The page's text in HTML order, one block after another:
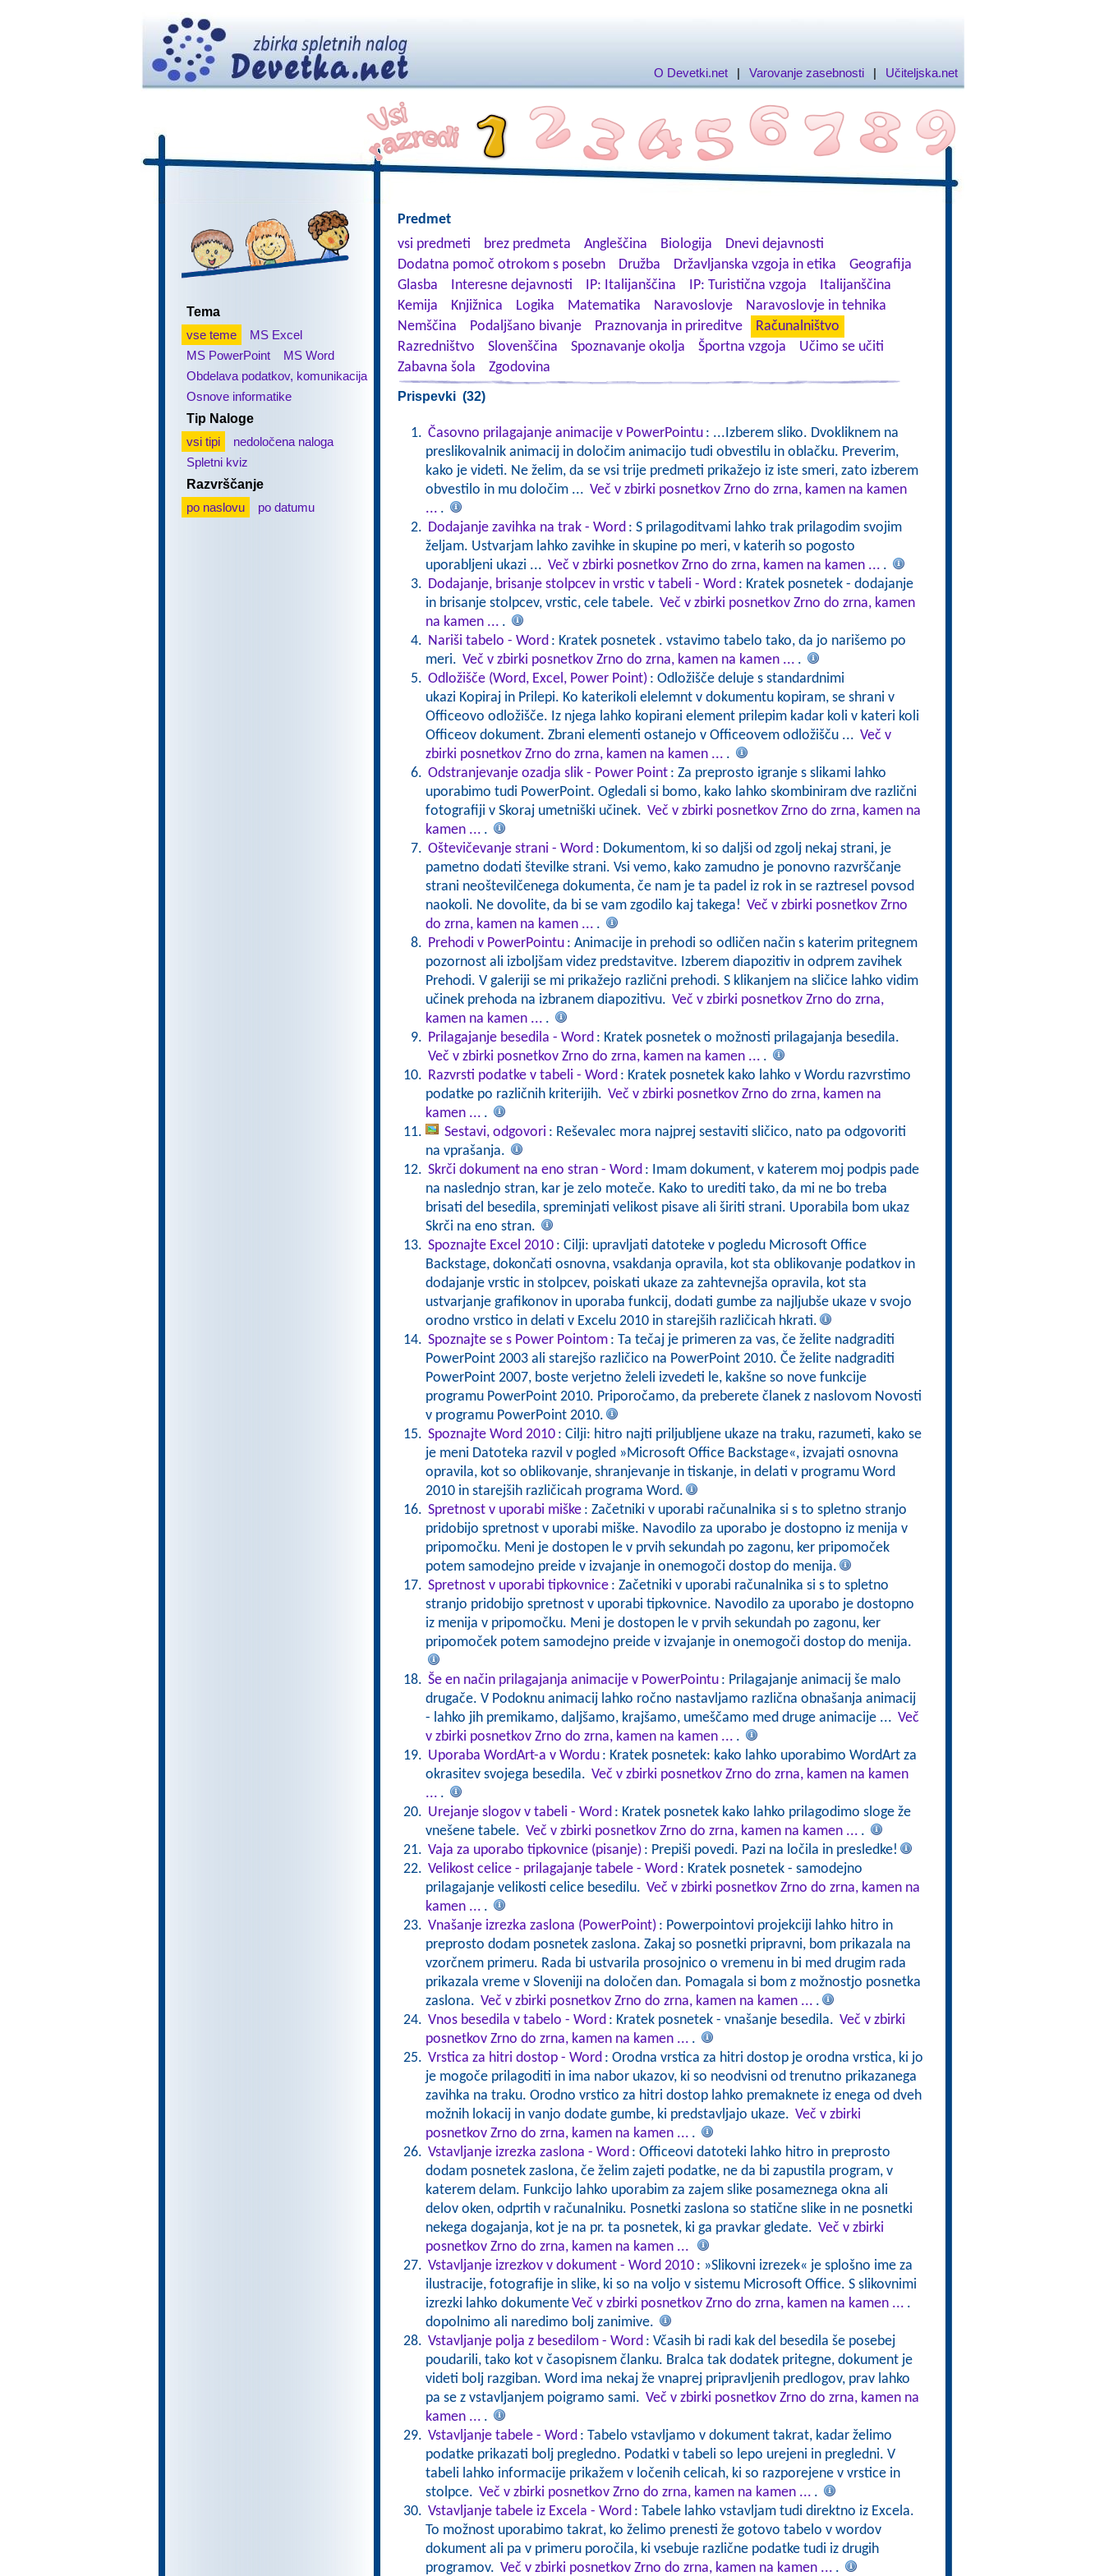
O Devetki.net | Varovanje zasebnosti | Učiteljska.net
Tema
vse teme
MS Excel
MS PowerPoint
MS Word
Obdelava podatkov, komunikacija
Osnove informatike
Tip Naloge
vsi tipi
nedoločena naloga
Spletni kviz
Razvrščanje
po naslovu
po datumu
Predmet
vsi predmeti
brez predmeta Angleščina Biologija
Dnevi dejavnosti
Dodatna pomoč otrokom s posebn
Družba Državljanska vzgoja in etika
Geografija
Glasba
Interesne dejavnosti IP: Italijanščina IP: Turistična vzgoja
Italijanščina
Kemija
Knjižnica Logika Matematika Naravoslovje
Naravoslovje in tehnika
Nemščina
Podaljšano bivanje Praznovanja in prireditve
Računalništvo
Razredništvo
Slovenščina Spoznavanje okolja Športna vzgoja
Učimo se učiti
Zabavna šola
Zgodovina
Prispevki (32)
Časovno prilagajanje animacije v PowerPointu : ...Izberem sliko. Dvokliknem na
preslikovalnik animacij in določim animacijo tudi obvestilu in oblačku. Preverim,
kako je videti. Ne želim, da se vsi trije predmeti prikažejo iz iste smeri, zato izberem
obvestilo in mu določim ... Več v zbirki posnetkov Zrno do zrna, kamen na kamen
... .
Dodajanje zavihka na trak - Word : S prilagoditvami lahko trak prilagodim svojim
željam. Ustvarjam lahko zavihke in skupine po meri, v katerih so pogosto
uporabljeni ukazi ... Več v zbirki posnetkov Zrno do zrna, kamen na kamen ... .
Dodajanje, brisanje stolpcev in vrstic v tabeli - Word : Kratek posnetek - dodajanje
in brisanje stolpcev, vrstic, cele tabele. Več v zbirki posnetkov Zrno do zrna, kamen
na kamen ... .
Nariši tabelo - Word : Kratek posnetek . vstavimo tabelo tako, da jo narišemo po
meri. Več v zbirki posnetkov Zrno do zrna, kamen na kamen ... .
Odložišče (Word, Excel, Power Point) : Odložišče deluje s standardnimi
ukazi Kopiraj in Prilepi. Ko katerikoli elelemnt v dokumentu kopiram, se shrani v
Officeovo odložišče. Iz njega lahko kopirani element prilepim kadar koli v kateri koli
Officeov dokument. Zbrani elementi ostanejo v Officeovem odložišču ... Več v
zbirki posnetkov Zrno do zrna, kamen na kamen ... .
Odstranjevanje ozadja slik - Power Point : Za preprosto igranje s slikami lahko
uporabimo tudi PowerPoint. Ogledali si bomo, kako lahko skombiniram dve različni
fotografiji v Skoraj umetniški učinek. Več v zbirki posnetkov Zrno do zrna, kamen na
kamen ... .
Oštevičevanje strani - Word : Dokumentom, ki so daljši od zgolj nekaj strani, je
pametno dodati številke strani. Vsi vemo, kako zamudno je ponovno razvrščanje
strani neoštevilčenega dokumenta, če nam je ta padel iz rok in se raztresel povsod
naokoli. Ne dovolite, da bi se vam zgodilo kaj takega! Več v zbirki posnetkov Zrno
do zrna, kamen na kamen ... .
Prehodi v PowerPointu : Animacije in prehodi so odličen način s katerim pritegnem
pozornost ali izboljšam videz predstavitve. Izberem diapozitiv in odprem zavihek
Prehodi. V galeriji se mi prikažejo različni prehodi. S klikanjem na sličice lahko vidim
učinek prehoda na izbranem diapozitivu. Več v zbirki posnetkov Zrno do zrna,
kamen na kamen ... .
Prilagajanje besedila - Word : Kratek posnetek o možnosti prilagajanja besedila.
Več v zbirki posnetkov Zrno do zrna, kamen na kamen ... .
Razvrsti podatke v tabeli - Word : Kratek posnetek kako lahko v Wordu razvrstimo
podatke po različnih kriterijih. Več v zbirki posnetkov Zrno do zrna, kamen na
kamen ... .
Sestavi, odgovori : Reševalec mora najprej sestaviti sličico, nato pa odgovoriti
na vprašanja.
Skrči dokument na eno stran - Word : Imam dokument, v katerem moj podpis pade
na naslednjo stran, kar je zelo moteče. Kako to urediti tako, da mi ne bo treba
brisati del besedila, spreminjati velikost pisave ali širiti strani. Uporabila bom ukaz
Skrči na eno stran.
Spoznajte Excel 2010 : Cilji: upravljati datoteke v pogledu Microsoft Office
Backstage, dokončati osnovna, vsakdanja opravila, kot sta oblikovanje podatkov in
dodajanje vrstic in stolpcev, poiskati ukaze za zahtevnejša opravila, kot sta
ustvarjanje grafikonov in uporaba funkcij, dodati gumbe za najljubše ukaze v svojo
orodno vrstico in delati v Excelu 2010 in starejših različicah hkrati.
Spoznajte se s Power Pointom : Ta tečaj je primeren za vas, če želite nadgraditi
PowerPoint 2003 ali starejšo različico na PowerPoint 2010. Če želite nadgraditi
PowerPoint 2007, boste verjetno želeli izvedeti le, kakšne so nove funkcije
programu PowerPoint 2010. Priporočamo, da preberete članek z naslovom Novosti
v programu PowerPoint 2010.
Spoznajte Word 2010 : Cilji: hitro najti priljubljene ukaze na traku, razumeti, kako se
je meni Datoteka razvil v pogled »Microsoft Office Backstage«, izvajati osnovna
opravila, kot so oblikovanje, shranjevanje in tiskanje, in delati v programu Word
2010 in starejših različicah programa Word.
Spretnost v uporabi miške : Začetniki v uporabi računalnika si s to spletno stranjo
pridobijo spretnost v uporabi miške. Navodilo za uporabo je dostopno iz menija v
pripomočku. Meni je dostopen le v prvih sekundah po zagonu, ker pripomoček
potem samodejno preide v izvajanje in onemogoči dostop do menija.
Spretnost v uporabi tipkovnice : Začetniki v uporabi računalnika si s to spletno
stranjo pridobijo spretnost v uporabi tipkovnice. Navodilo za uporabo je dostopno
iz menija v pripomočku. Meni je dostopen le v prvih sekundah po zagonu, ker
pripomoček potem samodejno preide v izvajanje in onemogoči dostop do menija.
Še en način prilagajanja animacije v PowerPointu : Prilagajanje animacij še malo
drugače. V Podoknu animacij lahko ročno nastavljamo različna obnašanja animacij
- lahko jih premikamo, daljšamo, krajšamo, umeščamo med druge animacije ... Več
v zbirki posnetkov Zrno do zrna, kamen na kamen ... .
Uporaba WordArt-a v Wordu : Kratek posnetek: kako lahko uporabimo WordArt za
okrasitev svojega besedila. Več v zbirki posnetkov Zrno do zrna, kamen na kamen
... .
Urejanje slogov v tabeli - Word : Kratek posnetek kako lahko prilagodimo sloge že
vnešene tabele. Več v zbirki posnetkov Zrno do zrna, kamen na kamen ... .
Vaja za uporabo tipkovnice (pisanje) : Prepiši povedi. Pazi na ločila in presledke!
Velikost celice - prilagajanje tabele - Word : Kratek posnetek - samodejno
prilagajanje velikosti celice besedilu. Več v zbirki posnetkov Zrno do zrna, kamen na
kamen ... .
Vnašanje izrezka zaslona (PowerPoint) : Powerpointovi projekciji lahko hitro in
preprosto dodam posnetek zaslona. Zakaj so posnetki pripravni, bom prikazala na
vzorčnem primeru. Rada bi ustvarila prosojnico o vremenu in bi med drugim rada
prikazala vreme v Sloveniji na določen dan. Pomagala si bom z možnostjo posnetka
zaslona. Več v zbirki posnetkov Zrno do zrna, kamen na kamen ... .
Vnos besedila v tabelo - Word : Kratek posnetek - vnašanje besedila. Več v zbirki
posnetkov Zrno do zrna, kamen na kamen ... .
Vrstica za hitri dostop - Word : Orodna vrstica za hitri dostop je orodna vrstica, ki jo
je mogoče prilagoditi in ima nabor ukazov, ki so neodvisni od trenutno prikazanega
zavihka na traku. Orodno vrstico za hitri dostop lahko premaknete iz enega od dveh
možnih lokacij in vanjo dodate gumbe, ki predstavljajo ukaze. Več v zbirki
posnetkov Zrno do zrna, kamen na kamen ... .
Vstavljanje izrezka zaslona - Word : Officeovi datoteki lahko hitro in preprosto
dodam posnetek zaslona, če želim zajeti podatke, ne da bi zapustila program, v
katerem delam. Funkcijo lahko uporabim za zajem slike posameznega okna ali
delov oken, odprtih v računalniku. Posnetki zaslona so statične slike in ne posnetki
nekega dogajanja, kot je na pr. ta posnetek, ki ga pravkar gledate. Več v zbirki
posnetkov Zrno do zrna, kamen na kamen ...
Vstavljanje izrezkov v dokument - Word 2010 : »Slikovni izrezek« je splošno ime za
ilustracije, fotografije in slike, ki so na voljo v sistemu Microsoft Office. S slikovnimi
izrezki lahko dokumenteVeč v zbirki posnetkov Zrno do zrna, kamen na kamen ... .
dopolnimo ali naredimo bolj zanimive.
Vstavljanje polja z besedilom - Word : Včasih bi radi kak del besedila še posebej
poudarili, tako kot v časopisnem članku. Bralca tak dodatek pritegne, dokument je
videti bolj razgiban. Word ima nekaj že vnaprej pripravljenih predlogov, prav lahko
pa se z vstavljanjem poigramo sami. Več v zbirki posnetkov Zrno do zrna, kamen na
kamen ... .
Vstavljanje tabele - Word : Tabelo vstavljamo v dokument takrat, kadar želimo
podatke prikazati bolj pregledno. Podatki v tabeli so lepo urejeni in pregledni. V
tabeli lahko informacije prikažem v ločenih celicah, ki so razporejene v vrstice in
stolpce. Več v zbirki posnetkov Zrno do zrna, kamen na kamen ... .
Vstavljanje tabele iz Excela - Word : Tabele lahko vstavljam tudi direktno iz Excela.
To možnost uporabimo takrat, ko želimo prenesti že gotovo tabelo v wordov
dokument ali pa v primeru poročila, ki vsebuje različne podatke tudi iz drugih
programov. Več v zbirki posnetkov Zrno do zrna, kamen na kamen ... .